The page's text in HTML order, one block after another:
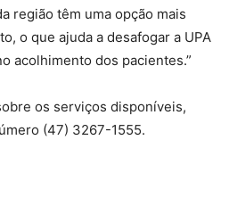
região têm uma opção mais
o que ajuda a desafogar a UPA
acolhimento dos pacientes.”
os serviços disponíveis,
(47) 3267-1555.